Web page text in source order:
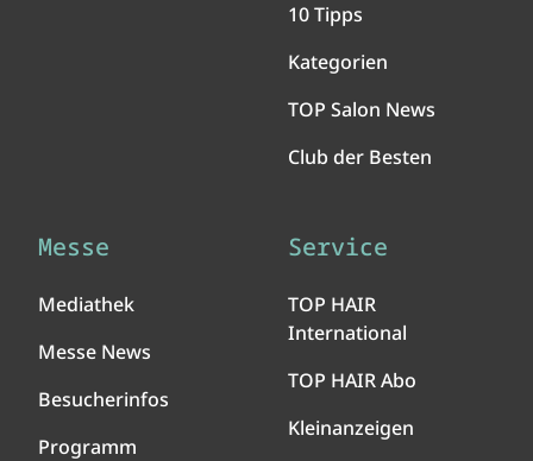
10 Tipps
Kategorien
TOP Salon News
Club der Besten
Messe
Mediathek
Messe News
Besucherinfos
Programm
Service
TOP HAIR
International
TOP HAIR Abo
Kleinanzeigen